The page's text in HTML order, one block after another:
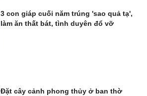
3 con giáp cuối năm trúng 'sao quả tạ',
làm ăn thất bát, tình duyên đổ vỡ
Đặt cây cảnh phong thủy ở ban thờ